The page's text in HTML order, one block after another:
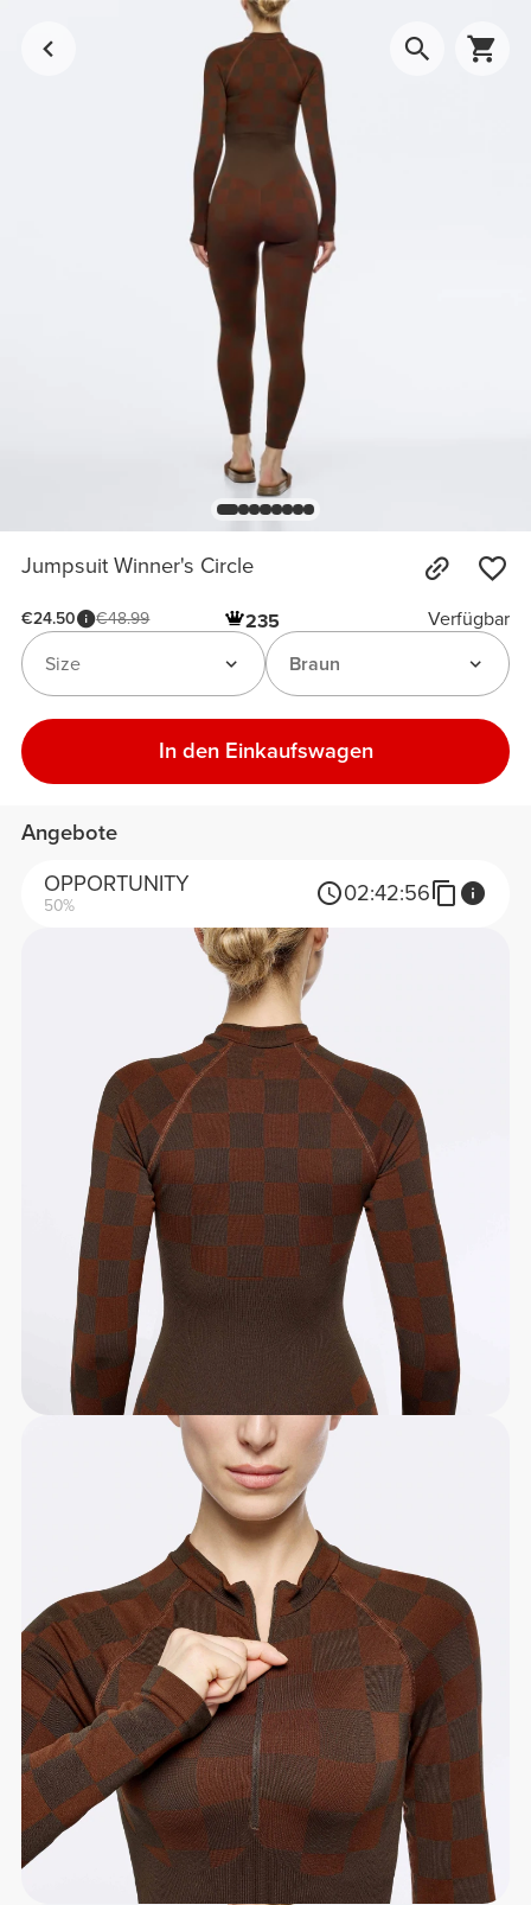
Jumpsuit Winner's Circle
€24.50 €48.99 235
Verfügbar
Braun
Size
In den Einkaufswagen
Angebote
OPPORTUNITY
50% 02:42:56